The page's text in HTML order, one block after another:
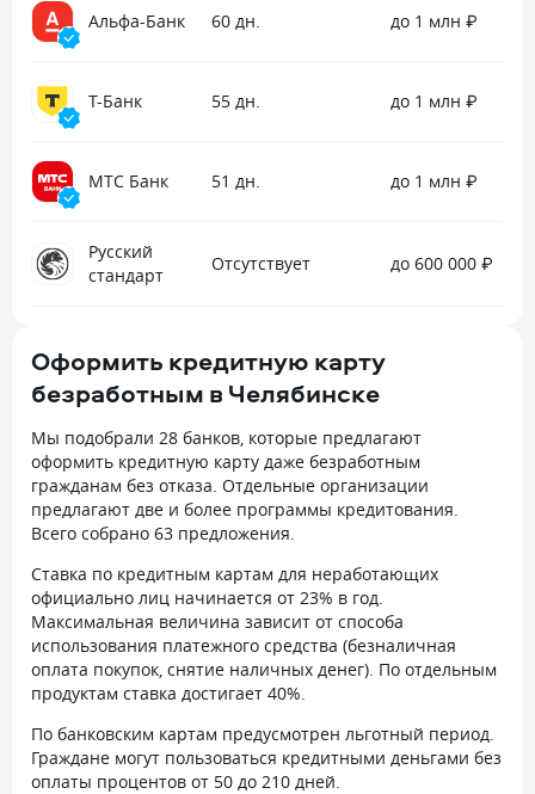
Альфа-Банк 60 дн. до 1 млн ₽
Т-Банк 55 дн. до 1 млн ₽
МТС Банк 51 дн. до 1 млн ₽
Русский
стандарт
Отсутствует до 600 000 ₽
Оформить кредитную карту
безработным в Челябинске
Мы подобрали 28 банков, которые предлагают
оформить кредитную карту даже безработным
гражданам без отказа. Отдельные организации
предлагают две и более программы кредитования.
Всего собрано 63 предложения
Ставка по кредитным картам для неработающих
официально лиц начинается от 23% в год.
Максимальная величина зависит от способа
использования платежного средства (безналичная
оплата покупок, снятие наличных денег). По отдельным
продуктам ставка достигает 40%.
По банковским картам предусмотрен льготный период.
Граждане могут пользоваться кредитными деньгами без
оплаты процентов от 50 до 210 дней.